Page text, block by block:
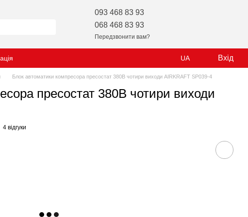
093 468 83 93
068 468 83 93
Передзвонити вам?
UA Вхід
Блок автоматики компресора пресостат 380В чотири виходи AIRKRAFT SP039-4
пресостат 380В чотири виходи
4 відгуки